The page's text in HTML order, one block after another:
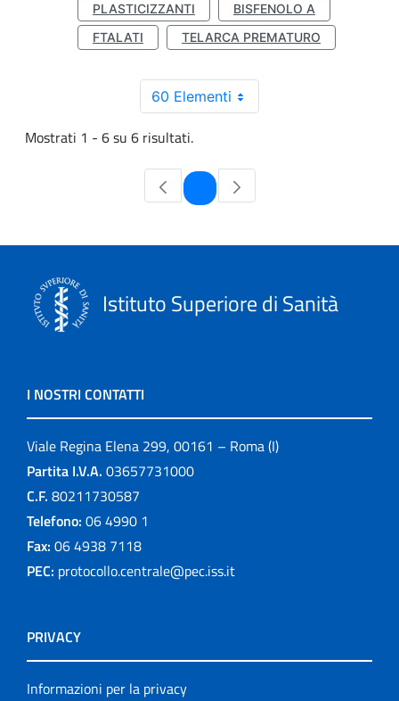
PLASTICIZZANTI
BISFENOLO A
FTALATI
TELARCA PREMATURO
60 Elementi
Mostrati 1 - 6 su 6 risultati.
Pagina
Istituto Superiore di Sanità
I NOSTRI CONTATTI
Viale Regina Elena 299, 00161 – Roma (I)
Partita I.V.A. 03657731000
C.F. 80211730587
Telefono: 06 4990 1
Fax: 06 4938 7118
PEC: protocollo.centrale@pec.iss.it
PRIVACY
Informazioni per la privacy